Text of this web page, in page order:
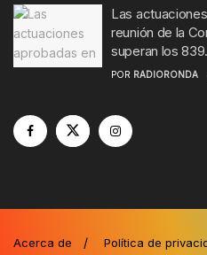
Las
reunión de la
superan los
POR RADIORONDA
Acerca de Política de